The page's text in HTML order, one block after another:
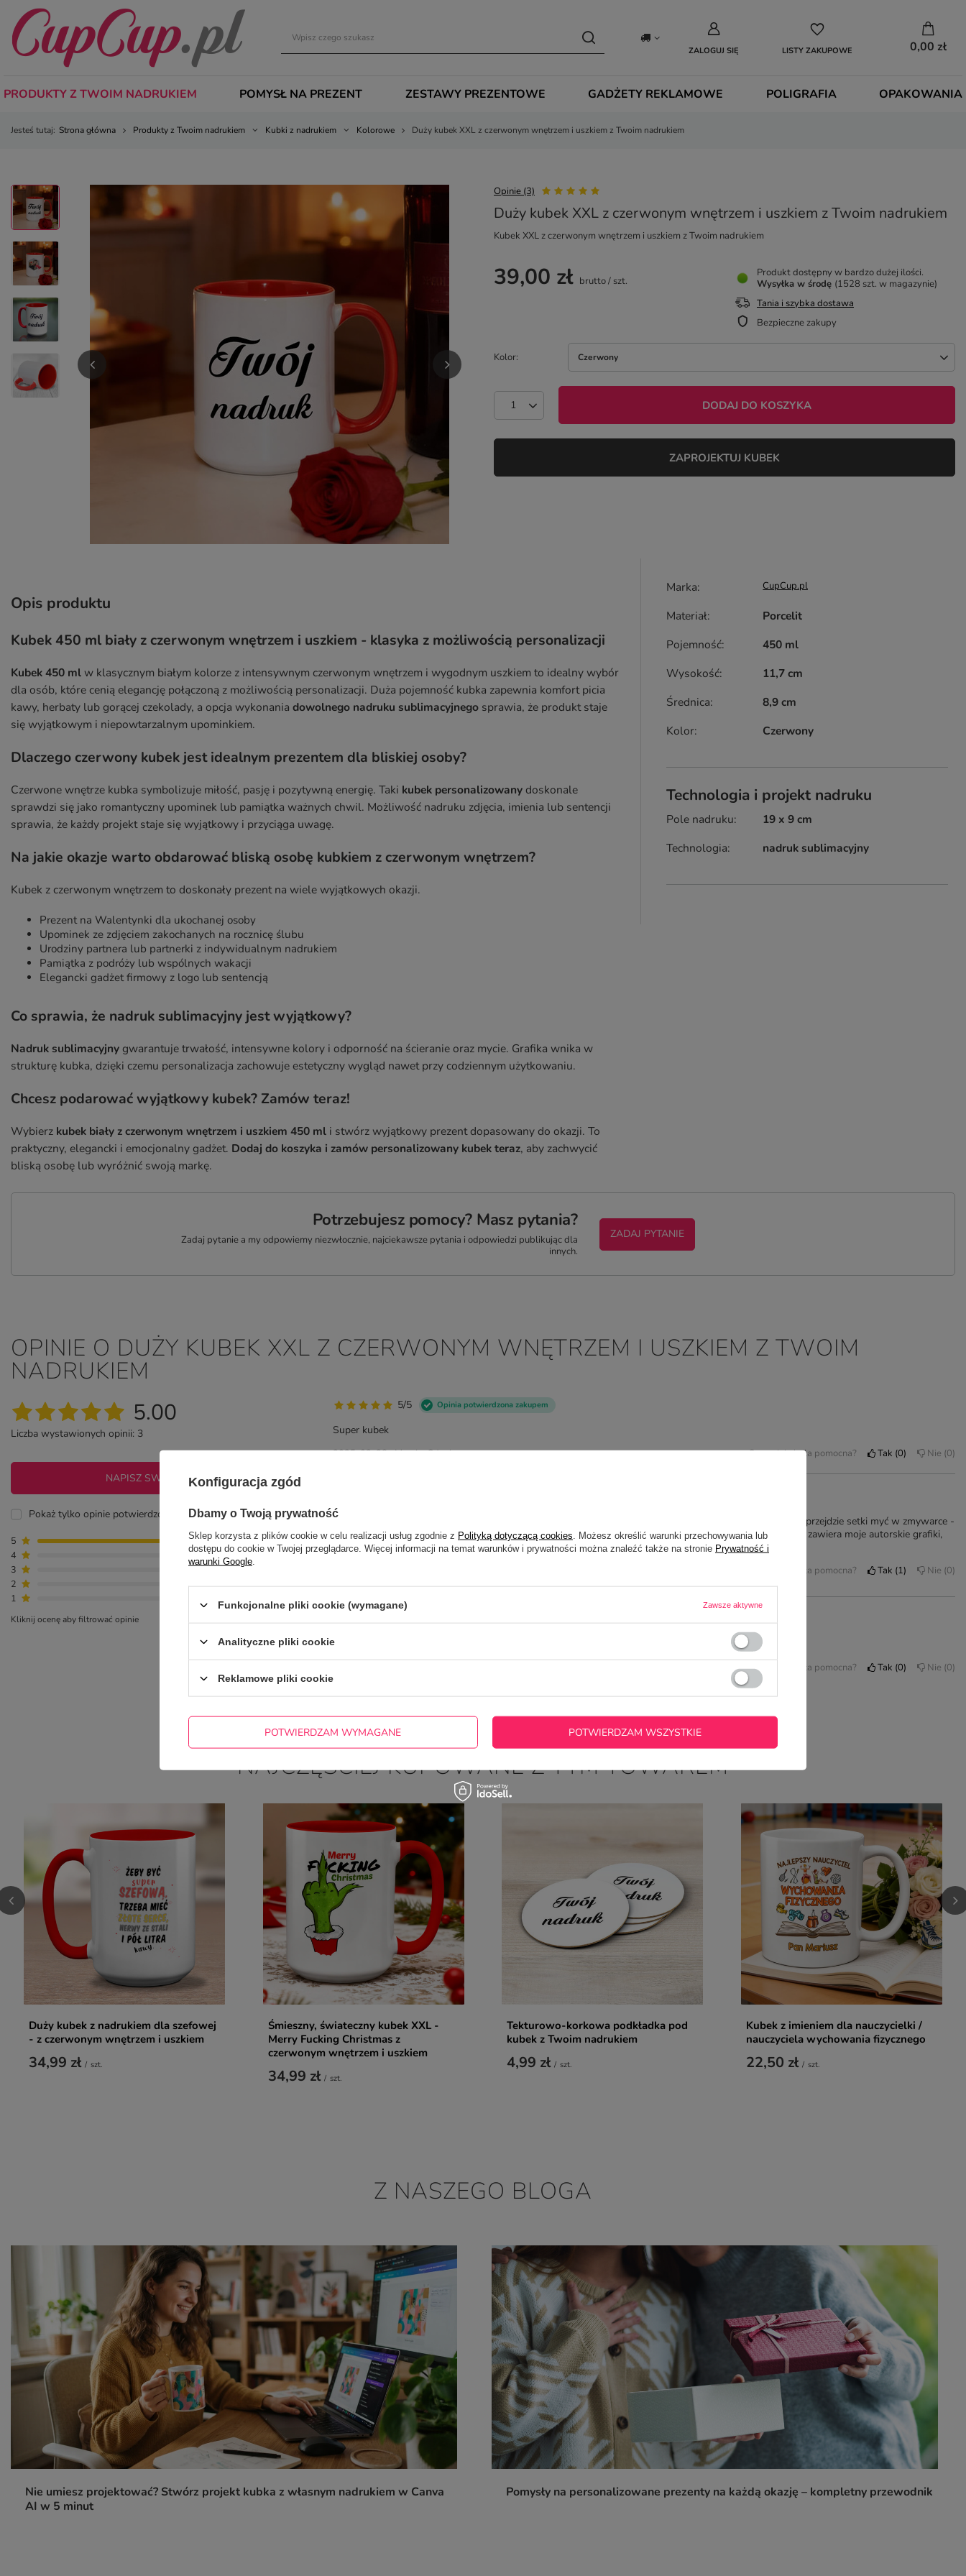
ZALOGUJ SIĘ LISTY ZAKUPOWE 0,00 zł
PRODUKTY Z TWOIM NADRUKIEM POMYSŁ NA PREZENT ZESTAWY PREZENTOWE GADŻETY REKLAMOWE POLIGRAFIA OPAKOWANIA
Jesteś tutaj: Strona główna Produkty z Twoim nadrukiem Kubki z nadrukiem Kolorowe Duży kubek XXL z czerwonym wnętrzem i uszkiem z Twoim nadrukiem
Opinie (3)
Duży kubek XXL z czerwonym wnętrzem i uszkiem z Twoim nadrukiem
Kubek XXL z czerwonym wnętrzem i uszkiem z Twoim nadrukiem
Kolor Czerwony
39,00 zł brutto/ szt.
DODAJ DO KOSZYKA
Produkt dostępny w bardzo dużej ilości
Wysyłka w środę (1528 szt. w magazynie)
Tania i szybka dostawa
Bezpieczne zakupy
ZAPROJEKTUJ KUBEK
Opis produktu
Kubek 450 ml biały z czerwonym wnętrzem i uszkiem - klasyka z możliwością personalizacji
Kubek 450 ml w klasycznym białym kolorze z intensywnym czerwonym wnętrzem i wygodnym uszkiem to idealny wybór
dla osób, które cenią elegancję połączoną z możliwością personalizacji. Duża pojemność kubka zapewnia komfort picia
kawy, herbaty lub gorącej czekolady, a opcja wykonania dowolnego nadruku sublimacyjnego sprawia, że produkt staje
się wyjątkowym i niepowtarzalnym upominkiem.
Dlaczego czerwony kubek jest idealnym prezentem dla bliskiej osoby?
Czerwone wnętrze kubka symbolizuje miłość, pasję i pozytywną energię. Taki kubek personalizowanydoskonale
sprawdzi się jako romantyczny upominek lub pamiątka ważnych chwil. Możliwość nadruku zdjęcia, imienia lub sentencji
sprawia, że każdy projekt staje się wyjątkowy i przyciąga uwagę.
Na jakie okazje warto obdarować bliską osobę kubkiem z czerwonym wnętrzem?
Kubek z czerwonym wnętrzem to doskonały prezent na wiele wyjątkowych okazji.
Prezent na Walentynki dla ukochanej osoby
Upominek ze zdjęciem zakochanych na rocznicę ślubu
Urodziny partnera lub partnerki z indywidualnym nadrukiem
Pamiątka z podróży lub wspólnych wakacji
Elegancki gadżet firmowy z logo lub sentencją
Co sprawia, że nadruk sublimacyjny jest wyjątkowy?
Nadruk sublimacyjnygwarantuje trwałość, intensywne kolory i odporność na ścieranie oraz mycie. Grafika wnika w
strukturę kubka, dzięki czemu personalizacja zachowuje estetyczny wygląd nawet przy codziennym użytkowaniu.
Chcesz podarować wyjątkowy kubek? Zamów teraz!
Wybierz kubek biały z czerwonym wnętrzem i uszkiem 450 ml i stwórz wyjątkowy prezent dopasowany do okazji. To
praktyczny, elegancki i emocjonalny gadżet. Dodaj do koszyka i zamów personalizowany kubek teraz, aby zachwycić
bliską osobę lub wyróżnić swoją markę.
Marka CupCup.pl
Materiał
Porcelit
Pojemność
450 ml
Wysokość
11,7 cm
Średnica
8,9 cm
Kolor
Czerwony
Technologia i projekt nadruku
Pole nadruku
19 x 9 cm
Technologia
nadruk sublimacyjny
Potrzebujesz pomocy? Masz pytania?
Zadaj pytanie a my odpowiemy niezwłocznie, najciekawsze pytania i odpowiedzi publikując dla
innych.
ZADAJ PYTANIE
OPINIE O DUŻY KUBEK XXL Z CZERWONYM WNĘTRZEM I USZKIEM Z TWOIM
NADRUKIEM
5.00
Liczba wystawionych opinii: 3
NAPISZ SWOJĄ OPINIĘ
Pokaż tylko opinie potwierdzone zakupem
5
3
4
0
3
2
1
Kliknij ocenę aby filtrować opinie
5/5 Opinia potwierdzona zakupem
Super kubek
2025-03-28 Marcin, Gdynia Czy opinia była pomocna? Tak 0 Nie 0
Kubek na żywo prezentuje się lepiej niż na zdjęciach. Na razie nie wiem jeszcze, jak przejdzie setki myć w zmywarce -
bądźmy dobrej myśli:) Zakładam, że będzie OK, czyli jak w opisie produktu. Gadżet zawiera moje autorskie grafiki,
więc cieszy jeszcze bardziej:)
Czy opinia była pomocna? Tak 1 Nie 0
Bardzo fajny, solenozantowi też się spodobał :)
Czy opinia była pomocna? Tak 0 Nie 0
NAJCZĘŚCIEJ KUPOWANE Z TYM TOWAREM
Duży kubek z nadrukiem dla szefowej
- z czerwonym wnętrzem i uszkiem
34,99 zł / szt.
Śmieszny, świateczny kubek XXL -
Merry Fucking Christmas z
czerwonym wnętrzem i uszkiem
34,99 zł / szt.
Tekturowo-korkowa podkładka pod
kubek z Twoim nadrukiem
4,99 zł / szt.
Kubek z imieniem dla nauczycielki /
nauczyciela wychowania fizycznego
22,50 zł / szt.
Z NASZEGO BLOGA
Nie umiesz projektować? Stwórz projekt kubka z własnym nadrukiem w Canva
AI w 5 minut
Pomysły na personalizowane prezenty na każdą okazję – kompletny przewodnik
Konfiguracja zgód
Dbamy o Twoją prywatność
Sklep korzysta z plików cookie w celu realizacji usług zgodnie z Polityką dotyczącą cookies . Możesz określić warunki przechowywania lub
dostępu do cookie w Twojej przeglądarce. Więcej informacji na temat warunków i prywatności można znaleźć także na stronie Prywatność i
warunki Google
Funkcjonalne pliki cookie (wymagane) Zawsze aktywne
Analityczne pliki cookie
Reklamowe pliki cookie
POTWIERDZAM WYMAGANE POTWIERDZAM WSZYSTKIE